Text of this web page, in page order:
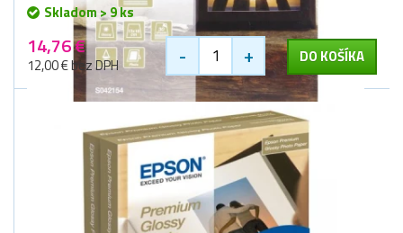
Skladom > 9 ks
14,76 €
12,00 € bez DPH - + DO KOŠÍKA